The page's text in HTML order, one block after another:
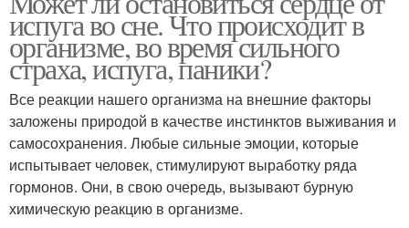
испуга во сне. Что происходит в
организме, во время сильного
страха, испуга, паники?
Все реакции нашего организма на внешние факторы
заложены природой в качестве инстинктов выживания и
самосохранения. Любые сильные эмоции, которые
испытывает человек, стимулируют выработку ряда
гормонов. Они, в свою очередь, вызывают бурную
химическую реакцию в организме.